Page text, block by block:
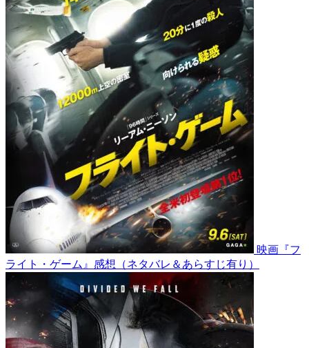
映画『フ
ライト・ゲーム』感想（ネタバレ＆あらすじ有り）